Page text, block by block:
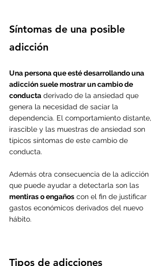
Síntomas de una posible
adicción
Una persona que esté desarrollando una
adicción suele mostrar un cambio de
conducta derivado de la ansiedad que
genera la necesidad de saciar la
dependencia. El comportamiento distante,
irascible y las muestras de ansiedad son
típicos síntomas de este cambio de
conducta.
Además otra consecuencia de la adicción
que puede ayudar a detectarla son las
mentiras o engaños con el fin de justificar
gastos económicos derivados del nuevo
hábito.
Tipos de adicciones